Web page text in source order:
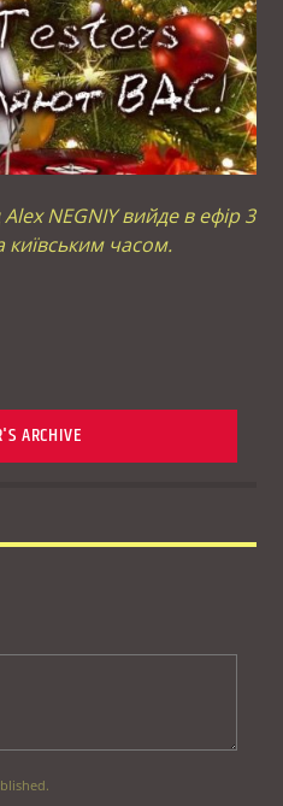
NEGNIY вийде в ефір 3
київським часом.
ARCHIVE